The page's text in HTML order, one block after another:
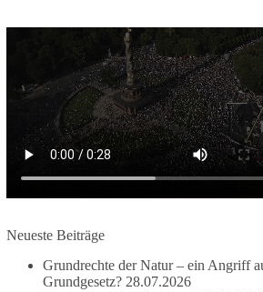
Revanchismus!“
👉 Hier geht es zum vollständigen Video:
https://www.youtube.com/live/
si=2b_C6GgNY9EB-rXw
🟩🟩🟦🟦🟥🟥🟧🟧
#dieBasis #frieden
#friedenspartei
Neueste Beiträge
Grundrechte der Natur – ein Angriff
Grundgesetz? 28.07.2026